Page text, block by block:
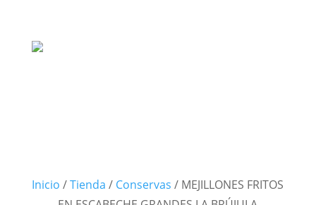
Inicio /Tienda / Conservas / MEJILLONES FRITOS